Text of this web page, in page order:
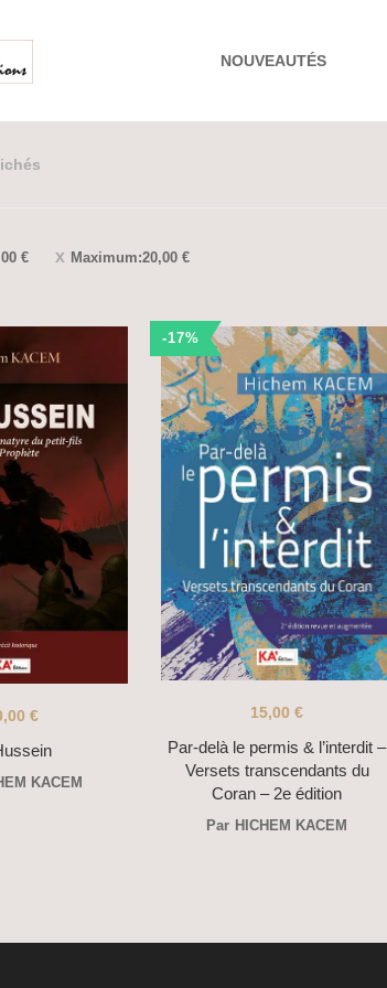
NOUVEAUTÉS
€ Maximum:20,00 €
€
KACEM
-17%
Par-delà le permis & l’interdit –
Versets transcendants du
Coran – 2e édition
15,00 €
Par HICHEM KACEM